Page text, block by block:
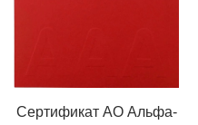
Сертификат АО Альфа-